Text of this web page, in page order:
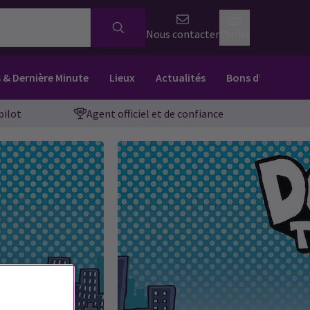
Nous contacter
& Dernière Minute Lieux Actualités Bons d’achat
Agent officiel et de confiance